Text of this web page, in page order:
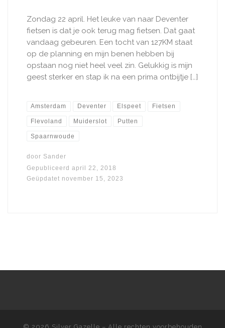
Zondag 22 april. Het leuke van naar Deventer
fietsen is dat je ook terug mag fietsen. Dat gaat
vandaag gebeuren. Een tocht van 127KM staat
op de planning en mijn benen hebben bij
opstaan nog niet heel veel zin. Gelukkig is mijn
geest sterker en stap ik na een prima ontbijtje […]
Amsterdam Deventer Elspeet Fietsen
Flevoland Muiderslot Putten
Spaarnwoude
door Sander
Gepubliceerd april 22, 2018
Geüpdatet november 15, 2023